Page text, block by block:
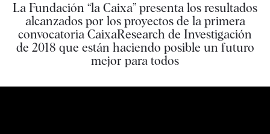
La Fundación “la Caixa” presenta los resultados
alcanzados por los proyectos de la primera
convocatoria CaixaResearch de Investigación
de 2018 que están haciendo posible un futuro
mejor para todos